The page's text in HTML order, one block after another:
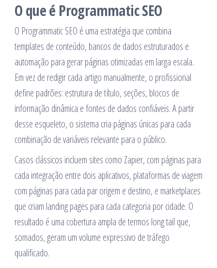
O que é Programmatic SEO
O Programmatic SEO é uma estratégia que combina
templates de conteúdo, bancos de dados estruturados e
automação para gerar páginas otimizadas em larga escala.
Em vez de redigir cada artigo manualmente, o profissional
define padrões: estrutura de título, seções, blocos de
informação dinâmica e fontes de dados confiáveis. A partir
desse esqueleto, o sistema cria páginas únicas para cada
combinação de variáveis relevante para o público.
Casos clássicos incluem sites como Zapier, com páginas para
cada integração entre dois aplicativos, plataformas de viagem
com páginas para cada par origem e destino, e marketplaces
que criam landing pages para cada categoria por cidade. O
resultado é uma cobertura ampla de termos long tail que,
somados, geram um volume expressivo de tráfego
qualificado.